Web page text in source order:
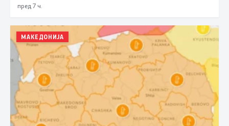
пред 7 ч.
МАКЕДОНИЈА